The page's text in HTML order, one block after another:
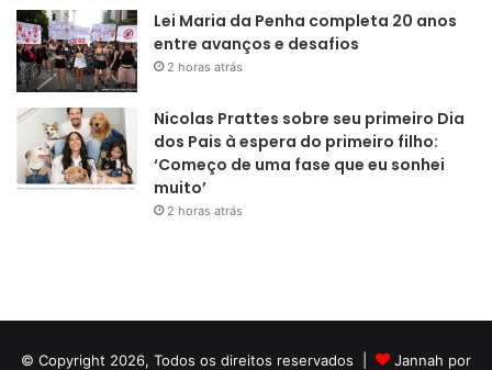
Lei Maria da Penha completa 20 anos
entre avanços e desafios
2 horas atrás
Nicolas Prattes sobre seu primeiro Dia
dos Pais à espera do primeiro filho:
‘Começo de uma fase que eu sonhei
muito’
2 horas atrás
© Copyright 2026, Todos os direitos reservados | Jannah por